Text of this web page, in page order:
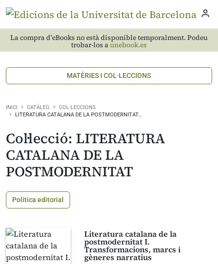
La compra d'eBooks no està disponible temporalment. Podeu
trobar-los aunebook.es
MATÈRIES I COL·LECCIONS
INICI CATÀLEG
COL·LECCIONS
LITERATURA CATALANA DE LA POSTMODERNITAT…
Col·lecció: LITERATURA
CATALANA DE LA
POSTMODERNITAT
Política editorial
Literatura catalana de la
postmodernitat I.
Transformacions, marcs i
gèneres narratius